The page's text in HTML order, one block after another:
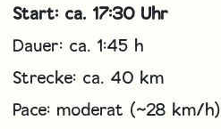
Start: ca. 17:30 Uhr
Dauer: ca. 1:45 h
Strecke: ca. 40 km
Pace: moderat (~28 km/h)